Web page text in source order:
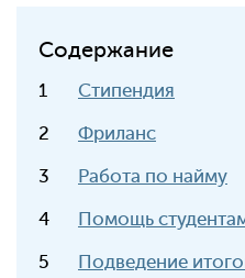
Содержание
Стипендия
Фриланс
Работа по найму
Помощь
Подведение